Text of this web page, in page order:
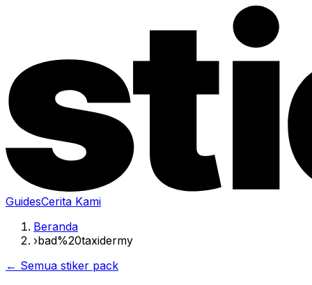
GuidesCerita Kami
Beranda
›bad%20taxidermy
← Semua stiker pack